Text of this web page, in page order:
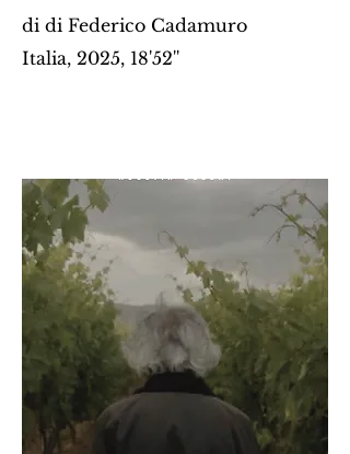
di di Federico Cadamuro
Italia, 2025, 18'52''